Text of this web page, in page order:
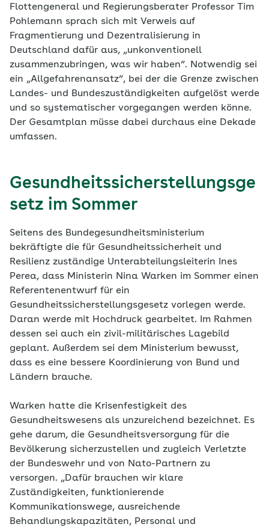
Flottengeneral und Regierungsberater Professor Tim
Pohlemann sprach sich mit Verweis auf
Fragmentierung und Dezentralisierung in
Deutschland dafür aus, „unkonventionell
zusammenzubringen, was wir haben“. Notwendig sei
ein „Allgefahrenansatz“, bei der die Grenze zwischen
Landes- und Bundeszuständigkeiten aufgelöst werde
und so systematischer vorgegangen werden könne.
Der Gesamtplan müsse dabei durchaus eine Dekade
umfassen.
Gesundheitssicherstellungsge
setz im Sommer
Seitens des Bundegesundheitsministerium
bekräftigte die für Gesundheitssicherheit und
Resilienz zuständige Unterabteilungsleiterin Ines
Perea, dass Ministerin Nina Warken im Sommer einen
Referentenentwurf für ein
Gesundheitssicherstellungsgesetz vorlegen werde.
Daran werde mit Hochdruck gearbeitet. Im Rahmen
dessen sei auch ein zivil-militärisches Lagebild
geplant. Außerdem sei dem Ministerium bewusst,
dass es eine bessere Koordinierung von Bund und
Ländern brauche.
Warken hatte die Krisenfestigkeit des
Gesundheitswesens als unzureichend bezeichnet. Es
gehe darum, die Gesundheitsversorgung für die
Bevölkerung sicherzustellen und zugleich Verletzte
der Bundeswehr und von Nato-Partnern zu
versorgen. „Dafür brauchen wir klare
Zuständigkeiten, funktionierende
Kommunikationswege, ausreichende
Behandlungskapazitäten, Personal und